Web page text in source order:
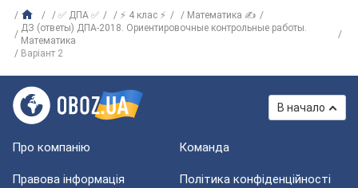
✅ ДПА ✅ ⚡ 4 клас ⚡
Математика ✍
ДЗ (ответы) ДПА-2018. Ориентировочные контрольные работы.
Математика
Варіант 2
В начало
Про компанію Команда
Правова інформація Політика конфіденційності